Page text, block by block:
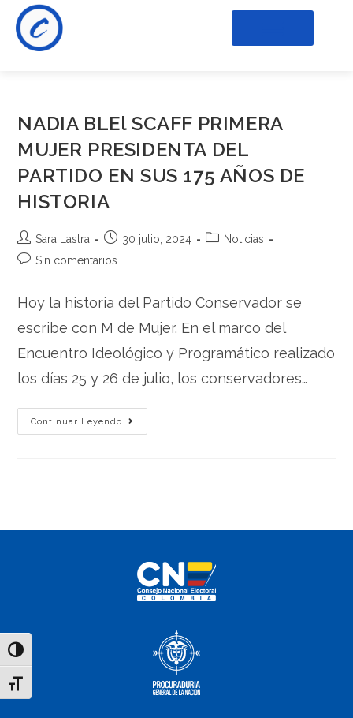
Toggle High Contrast
Toggle Font size
NADIA BLEl SCAFF PRIMERA
MUJER PRESIDENTA DEL
PARTIDO EN SUS 175 AÑOS DE
HISTORIA
Sara Lastra 30 julio, 2024
Noticias
Sin comentarios
Hoy la historia del Partido Conservador se
escribe con M de Mujer. En el marco del
Encuentro Ideológico y Programático realizado
los días 25 y 26 de julio, los conservadores…
Continuar Leyendo